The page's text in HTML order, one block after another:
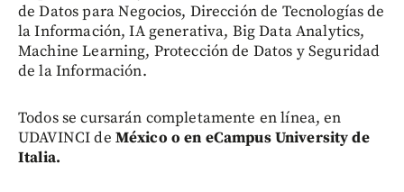
de Datos para Negocios, Dirección de Tecnologías de
la Información, IA generativa, Big Data Analytics,
Machine Learning, Protección de Datos y Seguridad
de la Información.
Todos se cursarán completamente en línea, en
UDAVINCI de México o en eCampus University de
Italia.